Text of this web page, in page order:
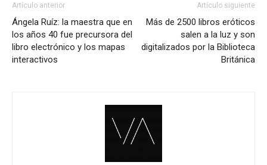
Artículo anterior
Ángela Ruíz: la maestra que en
los años 40 fue precursora del
libro electrónico y los mapas
interactivos
Artículo siguiente
Más de 2500 libros eróticos
salen a la luz y son
digitalizados por la Biblioteca
Británica